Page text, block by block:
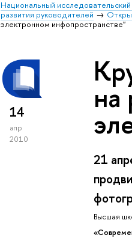
Национальный
развития руководителей
электронном инфопространстве"
14
апр
2010
на
21
Высшая